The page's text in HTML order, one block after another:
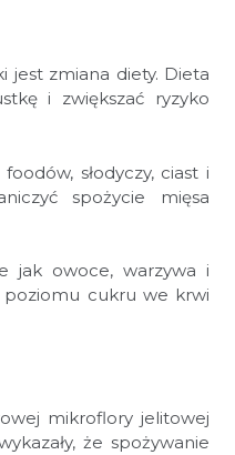
jest zmiana diety. Dieta
i zwiększać ryzyko
słodyczy, ciast i
spożycie mięsa
jak owoce, warzywa i
poziomu cukru we krwi
mikroflory jelitowej
że spożywanie